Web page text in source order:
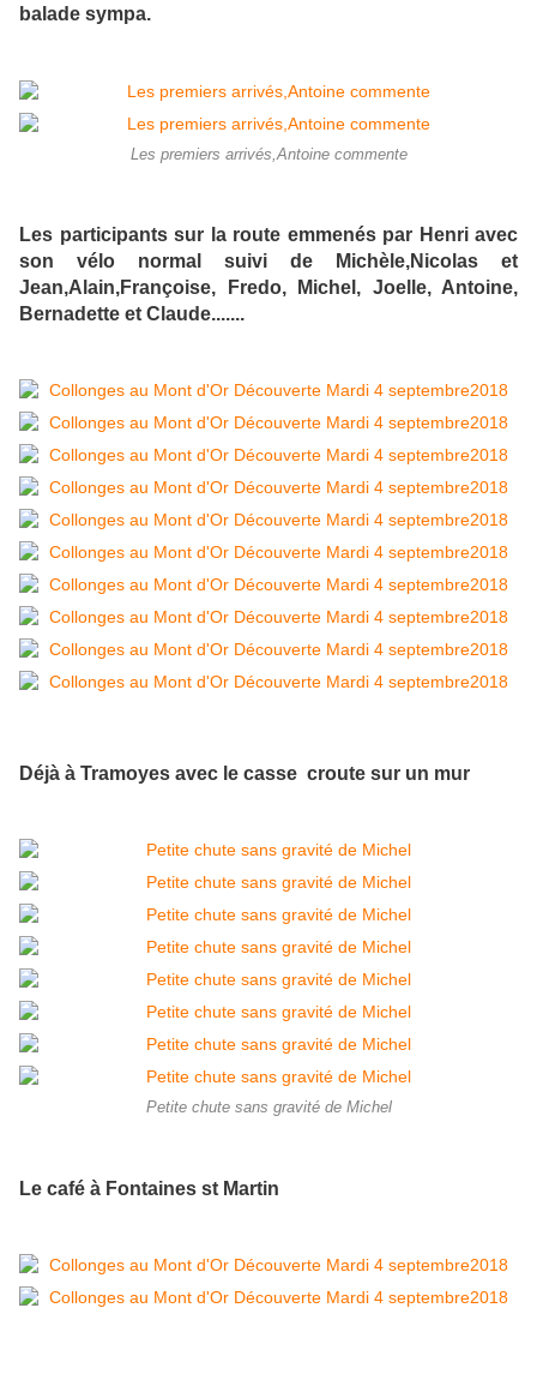
balade sympa.
Les premiers arrivés,Antoine commente
Les participants sur la route emmenés par Henri avec
son vélo normal suivi de Michèle,Nicolas et
Jean,Alain,Françoise, Fredo, Michel, Joelle, Antoine,
Bernadette et Claude.......
Déjà à Tramoyes avec le casse croute sur un mur
Petite chute sans gravité de Michel
Le café à Fontaines st Martin